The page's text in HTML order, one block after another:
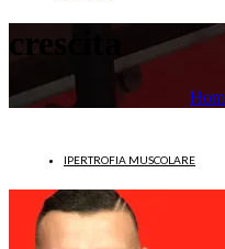
crescita
IPERTROFIA MUSCOLARE